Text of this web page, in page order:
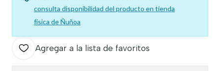
consulta disponibilidad del producto en tienda
física de Ñuñoa
Agregar a la lista de favoritos